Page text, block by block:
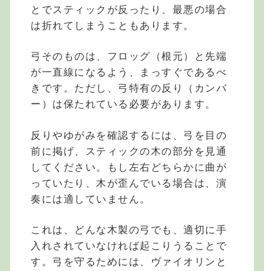
とでスティックが反ったり、最悪の場合
は折れてしまうこともあります。
弓そのものは、フロッグ（根元）と先端
が一直線になるよう、まっすぐであるべ
きです。ただし、弓特有の反り（カンバ
ー）は保たれている必要があります。
反りやゆがみを確認するには、弓を目の
前に掲げ、スティックの木の部分を見通
してください。もし左右どちらかに曲が
っていたり、木が歪んでいる場合は、演
奏には適していません。
これは、どんな木製の弓でも、適切に手
入れされていなければ起こりうることで
す。弓を守るためには、ヴァイオリンと